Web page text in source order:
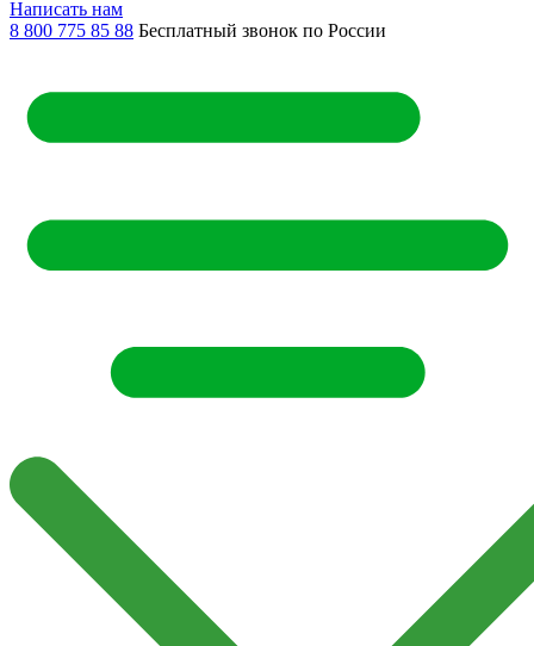
Написать нам
8 800 775 85 88 Бесплатный звонок по России